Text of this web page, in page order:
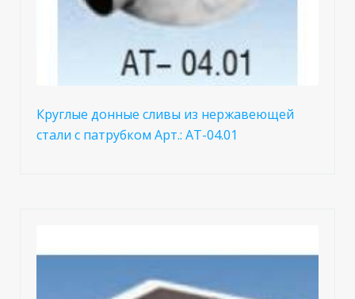
Круглые донные сливы из нержавеющей
стали с патрубком Арт.: AT-04.01